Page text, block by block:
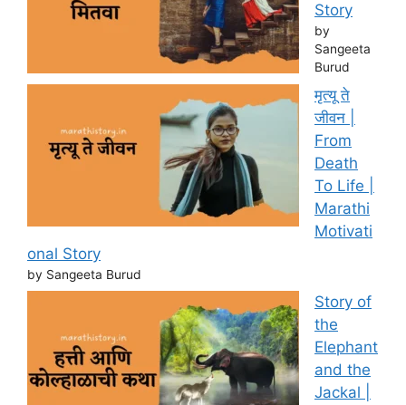
Story
by
Sangeeta
Burud
मृत्यू ते
जीवन |
From
Death
To Life |
Marathi
Motivati
onal Story
by Sangeeta Burud
Story of
the
Elephant
and the
Jackal |